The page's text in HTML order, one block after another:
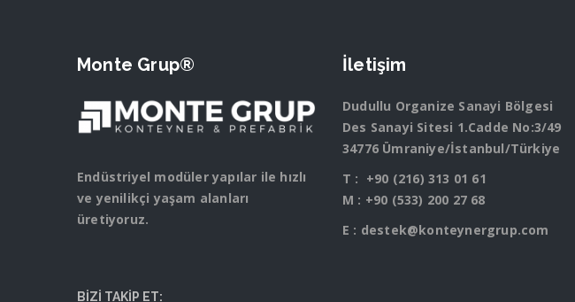
Monte Grup®
Endüstriyel modüler yapılar ile hızlı
ve yenilikçi yaşam alanları
üretiyoruz.
BİZİ TAKİP ET:
İletişim
Dudullu Organize Sanayi Bölgesi
Des Sanayi Sitesi 1.Cadde No:3/49
34776 Ümraniye/İstanbul/Türkiye
T : +90 (216) 313 01 61
M : +90 (533) 200 27 68
E : destek@konteynergrup.com